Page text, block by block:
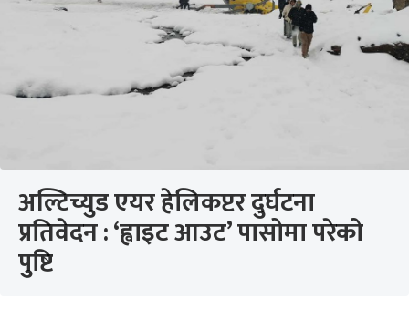
अल्टिच्युड एयर हेलिकप्टर दुर्घटना
प्रतिवेदन : ‘ह्वाइट आउट’ पासोमा परेको
पुष्टि